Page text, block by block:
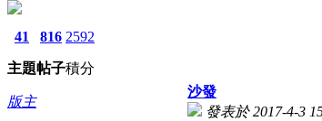
41
主題
816
帖子
2592
積分
版主
沙發
發表於 2017-4-3